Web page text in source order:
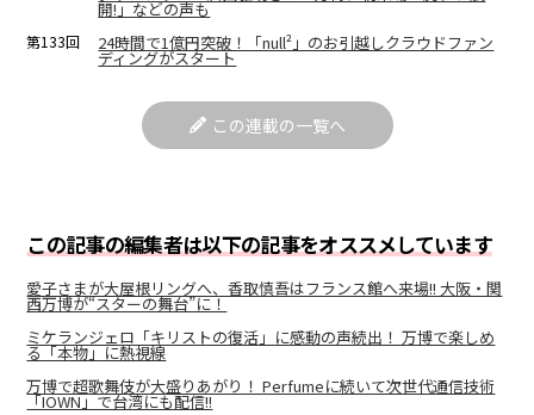
開!」などの声も
第133回 24時間で1億円突破！「null²」のお引越しクラウドファン
ディングがスタート
この連載の一覧へ
この記事の編集者は以下の記事をオススメしています
愛子さまが大屋根リングへ、香取慎吾はフランス館へ来場!! 大阪・関
西万博が“スターの舞台”に！
ミケランジェロ「キリストの復活」に感動の声続出！ 万博で楽しめ
る「本物」に熱視線
万博で超歌舞伎が大盛りあがり！ Perfumeに続いて次世代通信技術
「IOWN」で台湾にも配信!!